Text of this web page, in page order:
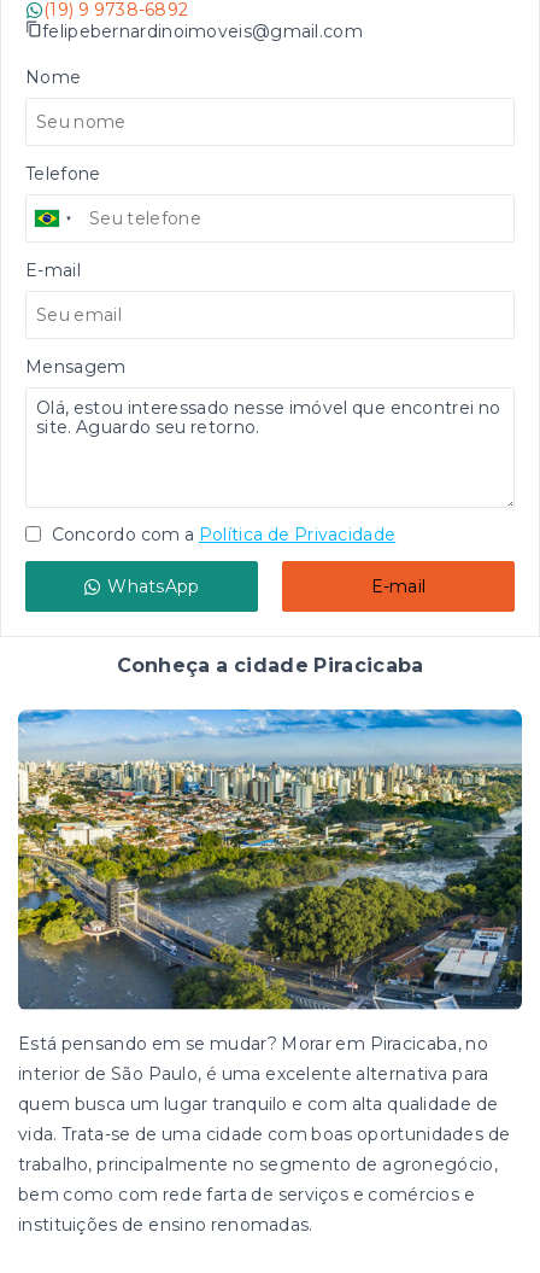
(19) 9 9738-6892
felipebernardinoimoveis@gmail.com
Nome
Telefone
E-mail
Mensagem
Concordo com a Política de Privacidade
WhatsApp E-mail
Conheça a cidade Piracicaba
Está pensando em se mudar? Morar em Piracicaba, no
interior de São Paulo, é uma excelente alternativa para
quem busca um lugar tranquilo e com alta qualidade de
vida. Trata-se de uma cidade com boas oportunidades de
trabalho, principalmente no segmento de agronegócio,
bem como com rede farta de serviços e comércios e
instituições de ensino renomadas.